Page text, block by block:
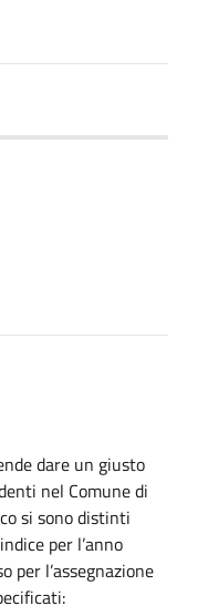
dare un giusto
nel Comune di
si sono distinti
per l’anno
per l’assegnazione